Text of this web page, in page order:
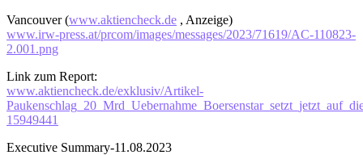
Vancouver (www.aktiencheck.de , Anzeige)
www.irw-press.at/prcom/images/messages/2023/71619/AC-110823-
2.001.png
Link zum Report:
www.aktiencheck.de/exklusiv/Artikel-
15949441
Executive Summary-11.08.2023